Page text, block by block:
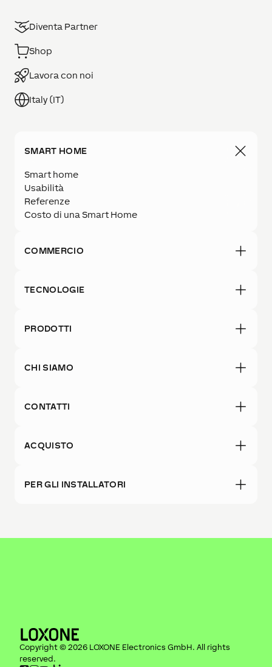
Diventa Partner
Shop
Lavora con noi
Italy (IT)
SMART HOME
Smart home
Usabilità
Referenze
Costo di una Smart Home
COMMERCIO
TECNOLOGIE
PRODOTTI
CHI SIAMO
CONTATTI
ACQUISTO
PER GLI INSTALLATORI
Copyright © 2026 LOXONE Electronics GmbH. All rights
reserved.